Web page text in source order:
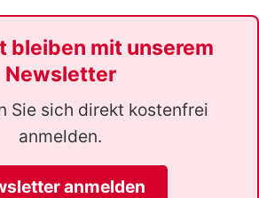
bleiben mit unserem
Newsletter
Sie sich direkt kostenfrei
anmelden.
anmelden